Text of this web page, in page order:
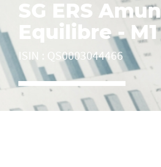
SG ERS
Equilibre - M1
ISIN : QS0003044466